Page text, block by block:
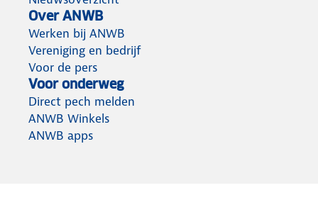
Over ANWB
Werken bij ANWB
Vereniging en bedrijf
Voor de pers
Voor onderweg
Direct pech melden
ANWB Winkels
ANWB apps